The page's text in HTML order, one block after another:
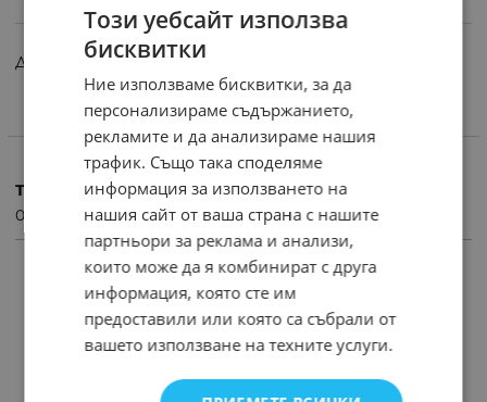
ИНФОРМАЦИЯ
Дистанционно управление за TV DAEWOO
ХАРАКТЕРИСТИКИ
Тегло (кг.)
0.10
ПРОДУКТИ С ПОДОБНИ ХАРАКТЕРИСТИКИ
Този уебсайт използва
бисквитки
Ние използваме бисквитки, за да
персонализираме съдържанието,
рекламите и да анализираме нашия
трафик. Също така споделяме
информация за използването на
нашия сайт от ваша страна с нашите
партньори за реклама и анализи,
които може да я комбинират с друга
информация, която сте им
предоставили или която са събрали от
вашето използване на техните услуги.